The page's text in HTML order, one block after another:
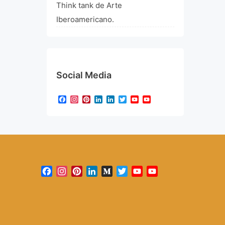
Think tank de Arte
Iberoamericano.
Social Media
Facebook
Instagram
Pinterest
LinkedIn
LinkedIn
TwitterYouTube
Facebook
Instagram
PinterestLinkedInMediumTwitterYouTube